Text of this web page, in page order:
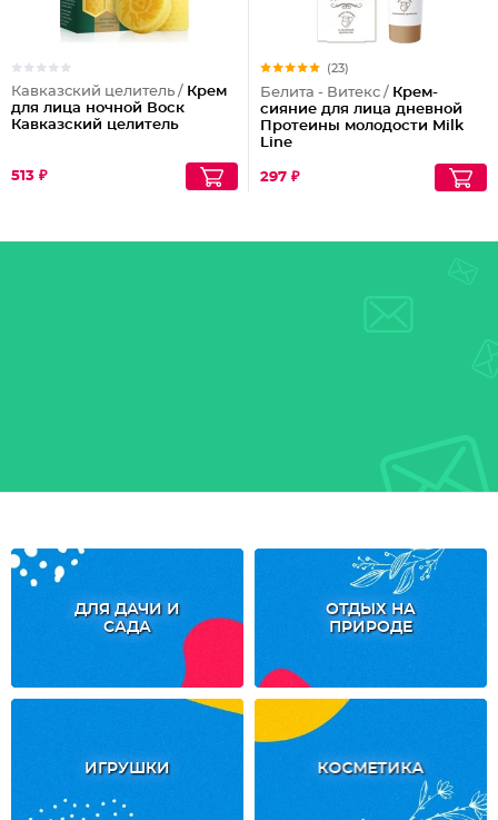
Кавказский целитель / Крем
для лица ночной Воск
Кавказский целитель
513 ₽
(23)
Белита - Витекс / Крем-
сияние для лица дневной
Протеины молодости Milk
Line
297 ₽
ДЛЯ ДАЧИ И
САДА
ОТДЫХ НА
ПРИРОДЕ
ИГРУШКИ КОСМЕТИКА